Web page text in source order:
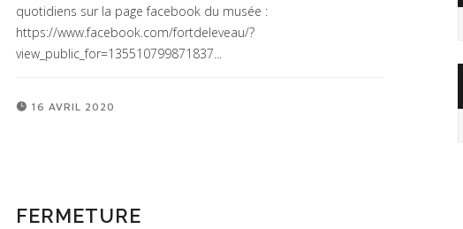
quotidiens sur la page facebook du musée :
https://www.facebook.com/fortdeleveau/?
view_public_for=135510799871837...
16 AVRIL 2020
FERMETURE